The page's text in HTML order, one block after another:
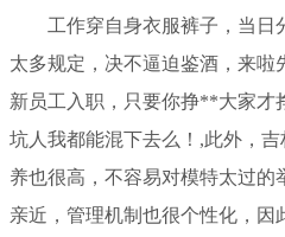
工作穿自身衣服裤子，当日
太多规定，决不逼迫鉴酒，来
新员工入职，只要你挣**大家才
坑人我都能混下去么！,此外，
养也很高，不容易对模特太过的
亲近，管理机制也很个性化，因